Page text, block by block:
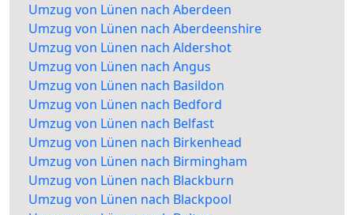
Umzug von Lünen nach Aberdeen
Umzug von Lünen nach Aberdeenshire
Umzug von Lünen nach Aldershot
Umzug von Lünen nach Angus
Umzug von Lünen nach Basildon
Umzug von Lünen nach Bedford
Umzug von Lünen nach Belfast
Umzug von Lünen nach Birkenhead
Umzug von Lünen nach Birmingham
Umzug von Lünen nach Blackburn
Umzug von Lünen nach Blackpool